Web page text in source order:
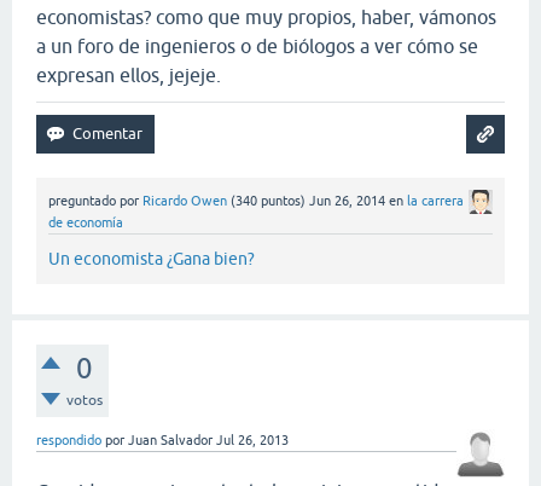
economistas? como que muy propios, haber, vámonos
a un foro de ingenieros o de biólogos a ver cómo se
expresan ellos, jejeje.
preguntado por Ricardo Owen (340 puntos) Jun 26, 2014 en la carrera
de economía
Un economista ¿Gana bien?
0
votos
respondido por Juan Salvador Jul 26, 2013